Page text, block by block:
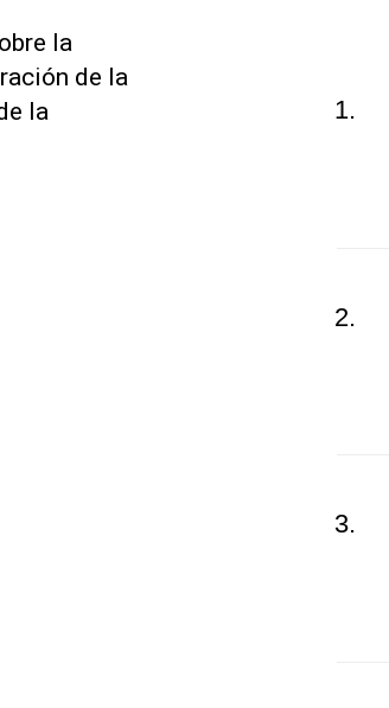
la
de la
la
1.
2.
3.